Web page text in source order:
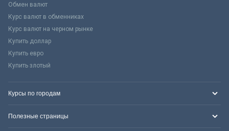
Обмен валют
Курс валют в обменниках
Курс валют на черном рынке
Купить доллар
Купить евро
Купить злотый
Курсы по городам
Полезные страницы